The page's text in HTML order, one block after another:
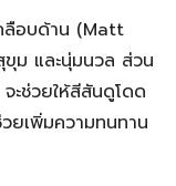
ลือบด้าน (Matt
ขุม และนุ่มนวล ส่วน
ะช่วยให้สีสันดูโดด
ยเพิ่มความทนทาน